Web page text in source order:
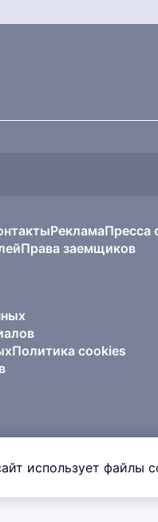
РекламаПресса
Права заемщиков
Политика cookies
использует файлы